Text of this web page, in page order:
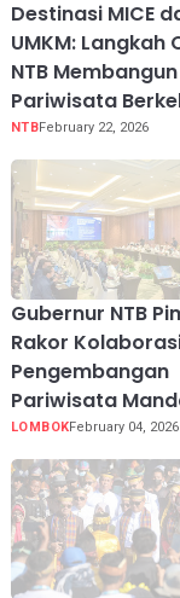
Destinasi MICE
UMKM: Langkah
NTB Membangun
Pariwisata
NTBFebruary 22, 2026
Gubernur NTB
Rakor
Pengembangan
Pariwisata
LOMBOKFebruary 04, 2026